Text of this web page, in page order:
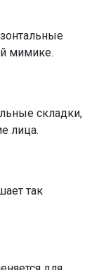
мимике.
складки,
лица.
так